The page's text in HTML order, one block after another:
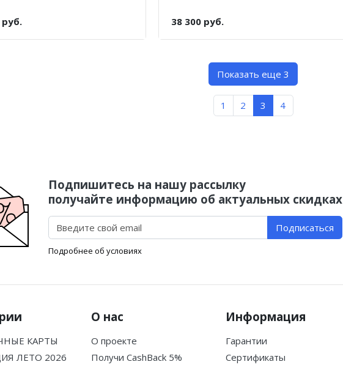
руб. 38 300 руб.
Показать еще 3
1 2 3 4
Подпишитесь на нашу рассылку
получайте информацию об актуальных скидках
Подписаться
Подробнее об условиях
КАРТЫ
ЛЕТО 2026
О нас
О проекте
Получи CashBack 5%
Информация
Гарантии
Сертификаты